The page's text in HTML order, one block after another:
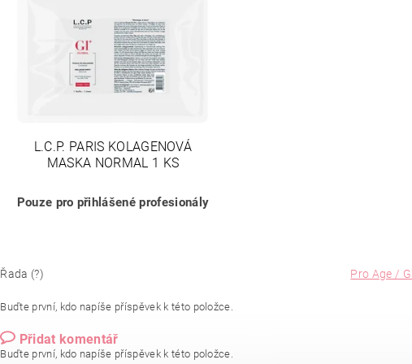
L.C.P. PARIS KOLAGENOVÁ
MASKA NORMAL 1 KS
Pouze pro přihlášené profesionály
Řada (?) Pro Age /
Buďte první, kdo napíše příspěvek k této položce.
Přidat komentář
Buďte první, kdo napíše příspěvek k této položce.